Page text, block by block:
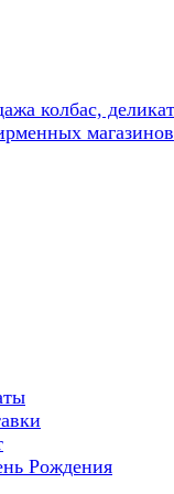
колбас,
магазинов
Рождения